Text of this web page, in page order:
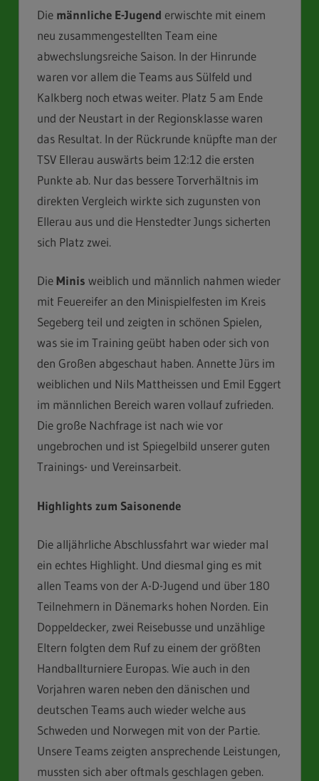
Die männliche E-Jugend erwischte mit einem
neu zusammengestellten Team eine
abwechslungsreiche Saison. In der Hinrunde
waren vor allem die Teams aus Sülfeld und
Kalkberg noch etwas weiter. Platz 5 am Ende
und der Neustart in der Regionsklasse waren
das Resultat. In der Rückrunde knüpfte man der
TSV Ellerau auswärts beim 12:12 die ersten
Punkte ab. Nur das bessere Torverhältnis im
direkten Vergleich wirkte sich zugunsten von
Ellerau aus und die Henstedter Jungs sicherten
sich Platz zwei.
DieMinis weiblich und männlich nahmen wieder
mit Feuereifer an den Minispielfesten im Kreis
Segeberg teil und zeigten in schönen Spielen,
was sie im Training geübt haben oder sich von
den Großen abgeschaut haben. Annette Jürs im
weiblichen und Nils Mattheissen und Emil Eggert
im männlichen Bereich waren vollauf zufrieden.
Die große Nachfrage ist nach wie vor
ungebrochen und ist Spiegelbild unserer guten
Trainings- und Vereinsarbeit.
Highlights zum Saisonende
Die alljährliche Abschlussfahrt war wieder mal
ein echtes Highlight. Und diesmal ging es mit
allen Teams von der A-D-Jugend und über 180
Teilnehmern in Dänemarks hohen Norden. Ein
Doppeldecker, zwei Reisebusse und unzählige
Eltern folgten dem Ruf zu einem der größten
Handballturniere Europas. Wie auch in den
Vorjahren waren neben den dänischen und
deutschen Teams auch wieder welche aus
Schweden und Norwegen mit von der Partie.
Unsere Teams zeigten ansprechende Leistungen,
mussten sich aber oftmals geschlagen geben.